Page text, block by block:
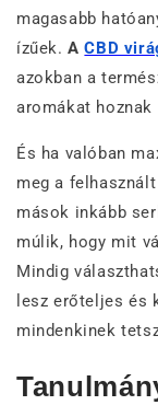
magasabb
ízűek. ACBD
azokban a
aromákat
És ha valóban
meg a
mások inkább
múlik, hogy mit
Mindig
lesz erőteljes és
mindenkinek